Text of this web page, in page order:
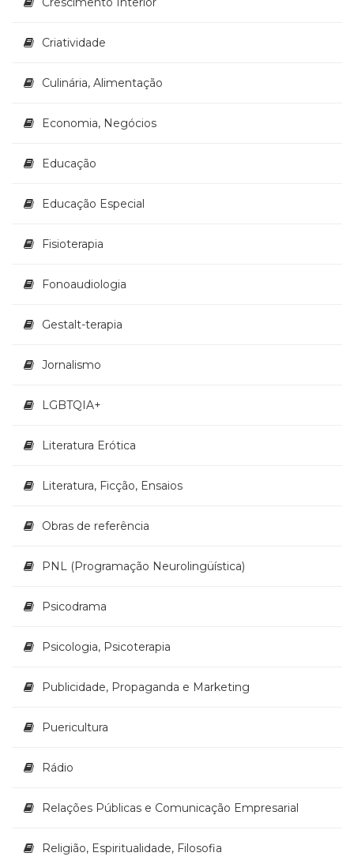
Criatividade
Culinária, Alimentação
Economia, Negócios
Educação
Educação Especial
Fisioterapia
Fonoaudiologia
Gestalt-terapia
Jornalismo
LGBTQIA+
Literatura Erótica
Literatura, Ficção, Ensaios
Obras de referência
PNL (Programação Neurolingüística)
Psicodrama
Psicologia, Psicoterapia
Publicidade, Propaganda e Marketing
Puericultura
Rádio
Relações Públicas e Comunicação Empresarial
Religião, Espiritualidade, Filosofia